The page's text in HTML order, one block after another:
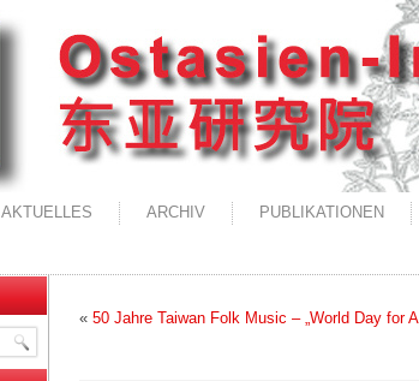
AKTUELLES ARCHIV PUBLIKATIONEN
« 50 Jahre Taiwan Folk Music – „World Day for